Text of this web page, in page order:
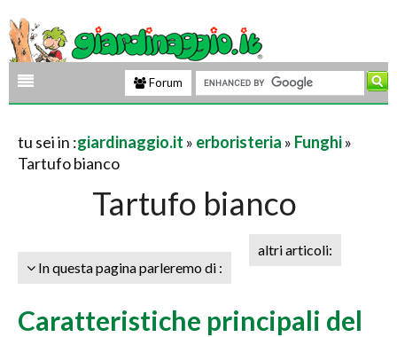
Forum
tu sei in :giardinaggio.it » erboristeria » Funghi»
Tartufo bianco
Tartufo bianco
In questa pagina parleremo di :
altri articoli:
Caratteristiche principali del